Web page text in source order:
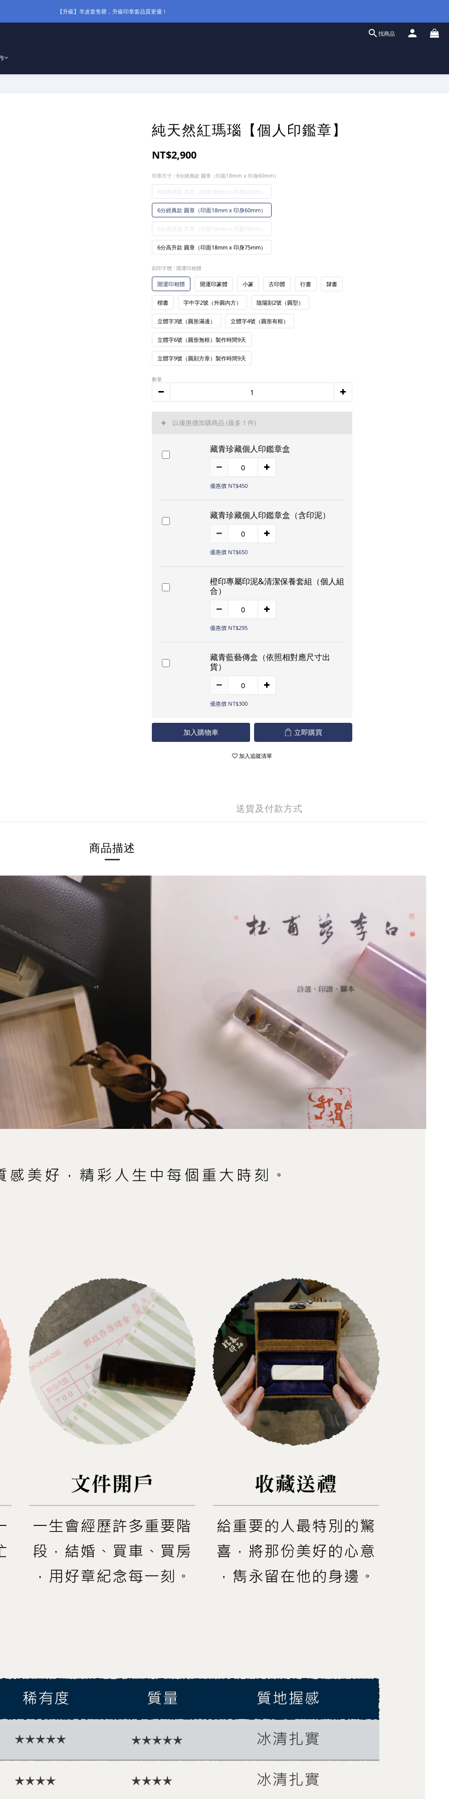
【升級】羊皮套售罄，升級印章套品質更優！
找商品
純天然紅瑪瑙【個人印鑑章】
NT$2,900
印章尺寸 : 6分經典款 圓章（印面18mm x 印身60mm）
6分經典款 方章（印面18mm x 印身60mm）
6分經典款 圓章（印面18mm x 印身60mm）
6分高升款 方章（印面18mm x 印身75mm）
6分高升款 圓章（印面18mm x 印身75mm）
刻印字體 : 開運印相體
開運印相體 開運印篆體 小篆 古印體 行書 隸書
楷書 字中字2號（外圓內方） 陰陽刻2號（圓型）
立體字3號（圓形滿邊） 立體字4號（圓形有框）
立體字6號（圓形無框）製作時間9天
立體字9號（圓刻方章）製作時間9天
數量
以優惠價加購商品 (最多 1 件)
藏青珍藏個人印鑑章盒
優惠價 NT$450
藏青珍藏個人印鑑章盒（含印泥）
優惠價 NT$650
橙印專屬印泥&清潔保養套組（個人組
合）
優惠價 NT$295
藏青藍藝傳盒（依照相對應尺寸出
貨）
優惠價 NT$300
加入購物車 立即購買
加入追蹤清單
送貨及付款方式
商品描述